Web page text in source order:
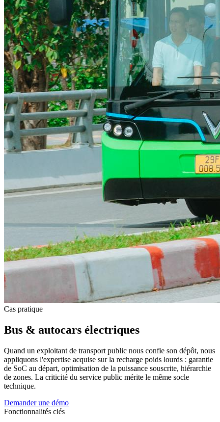
Cas pratique
Bus & autocars électriques
Quand un exploitant de transport public nous confie son dépôt, nous
appliquons l'expertise acquise sur la recharge poids lourds : garantie
de SoC au départ, optimisation de la puissance souscrite, hiérarchie
de zones. La criticité du service public mérite le même socle
technique.
Demander une démo
Fonctionnalités clés